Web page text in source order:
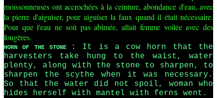
moissonneuses ont accrochées à la ceinture, abondance d'eau, avec
la pierre d'aiguiser, pour aiguiser la faux quand il était nécessaire.
Pour que l'eau ne soit pas abîmée, allait femme voilée avec des
fougères.
HORN OF THE STONE
: It is a cow horn that the
harvesters take hung to the waist, water
plenty, along with the stone to sharpen, to
sharpen the scythe when it was necessary.
So that the water did not spoil, woman who
hides herself with mantel with ferns went.